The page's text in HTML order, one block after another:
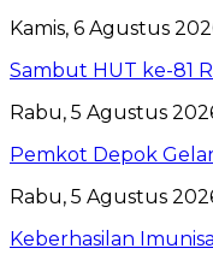
Kamis, 6 Agustus
Sambut HUT ke-81
Rabu, 5 Agustus
Pemkot Depok
Rabu, 5 Agustus
Keberhasilan